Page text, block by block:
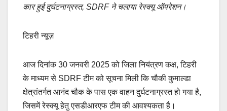
b
o
A
Li
कार हुई दुर्घटनाग्रस्त, SDRF ने चलाया रेस्क्यू ऑपरेशन।
टिहरी न्यूज़
आज दिनांक 30 जनवरी 2025 को जिला नियंत्रण कक्ष, टिहरी
के माध्यम से SDRF टीम को सूचना मिली कि चौकी कुमाल्डा
क्षेत्रांतर्गत आनंद चौक के पास एक वाहन दुर्घटनाग्रस्त हो गया है,
जिसमें रेस्क्यू हेतु एसडीआरएफ टीम की आवश्यकता है।